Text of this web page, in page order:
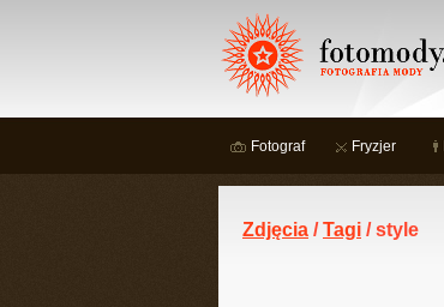
Fotograf Fryzjer
Zdjęcia /Tagi / style